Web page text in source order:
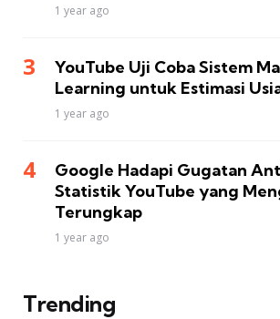
1 year ago
YouTube Uji Coba Sistem
Learning untuk Estimasi
1 year ago
Google Hadapi Gugatan
Statistik YouTube yang
Terungkap
1 year ago
Trending